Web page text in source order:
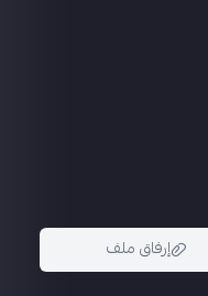
إرفاق ملف